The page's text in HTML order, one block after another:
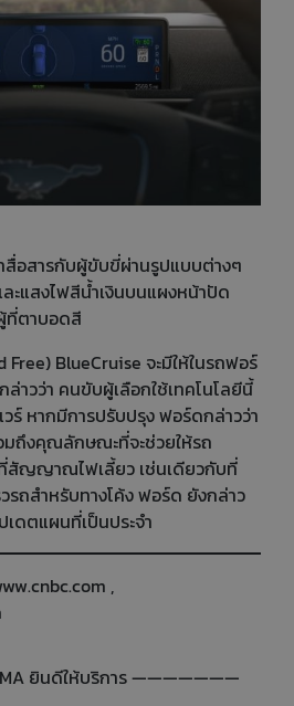
สื่อสารกับผู้ขับขี่ผ่านรูปแบบต่างๆ
ะแสงไฟสีน้ำเงินบนแผงหน้าปัด
ที่ตาบอดสี
BlueCruise จะมีให้ในรถฟอร์
าวว่า คนขับผู้เลือกใช้เทคโนโลยีนี้
ร์ หากมีการปรับปรุง ฟอร์ดกล่าวว่า
มถึงคุณลักษณะที่จะช่วยให้รถ
ที่สัญญาณไฟเลี้ยว เช่นเดียวกับที่
รถสำหรับทางโค้ง ฟอร์ด ยังกล่าว
เดตแผนที่เป็นประจำ
,
ยินดีให้บริการ ———————